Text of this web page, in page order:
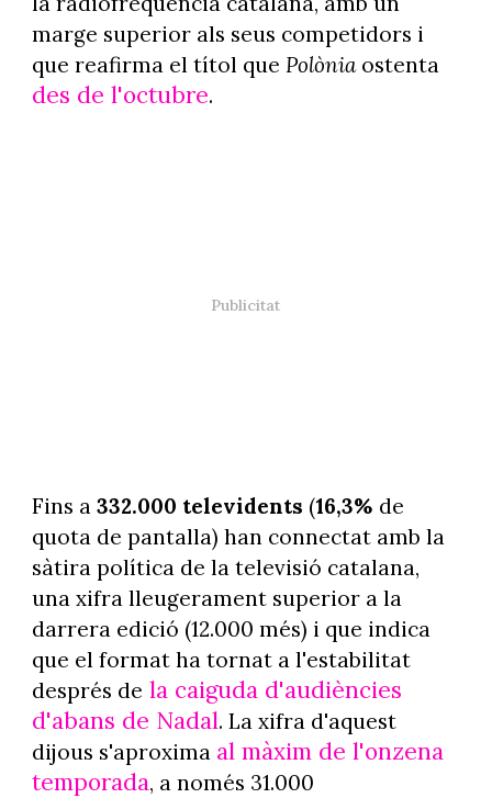
marge superior als seus competidors i
que reafirma el títol que Polòniaostenta
des de l'octubre.
Fins a 332.000 televidents (16,3% de
quota de pantalla) han connectat amb la
sàtira política de la televisió catalana,
una xifra lleugerament superior a la
darrera edició (12.000 més) i que indica
que el format ha tornat a l'estabilitat
després de la caiguda d'audiències
d'abans de Nadal. La xifra d'aquest
dijous s'aproxima al màxim de l'onzena
temporada, a només 31.000